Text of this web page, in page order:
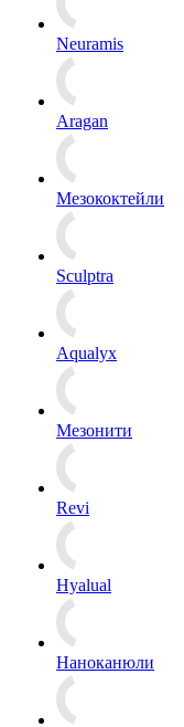
Neuramis
Aragan
Мезококтейли
Sculptra
Aqualyx
Мезонити
Revi
Hyalual
Наноканюли